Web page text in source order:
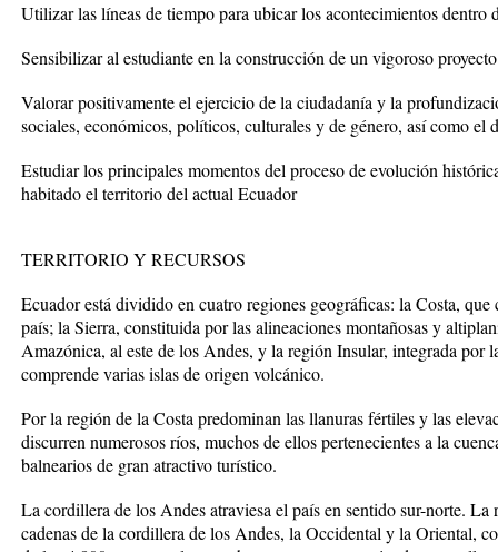
Utilizar las líneas de tiempo para ubicar los acontecimientos dentro
Sensibilizar al estudiante en la construcción de un vigoroso
Valorar positivamente el ejercicio de la ciudadanía y la
sociales, económicos, políticos, culturales y de género, así como el
Estudiar los principales momentos del proceso de evolución
habitado el territorio del actual Ecuador
TERRITORIO Y RECURSOS
Ecuador está dividido en cuatro regiones geográficas: la Costa,
país; la Sierra, constituida por las alineaciones montañosas y
Amazónica, al este de los Andes, y la región Insular, integrada por
comprende varias islas de origen volcánico.
Por la región de la Costa predominan las llanuras fértiles y las
discurren numerosos ríos, muchos de ellos pertenecientes a la
balnearios de gran atractivo turístico.
La cordillera de los Andes atraviesa el país en sentido sur-norte. La
cadenas de la cordillera de los Andes, la Occidental y la Oriental,